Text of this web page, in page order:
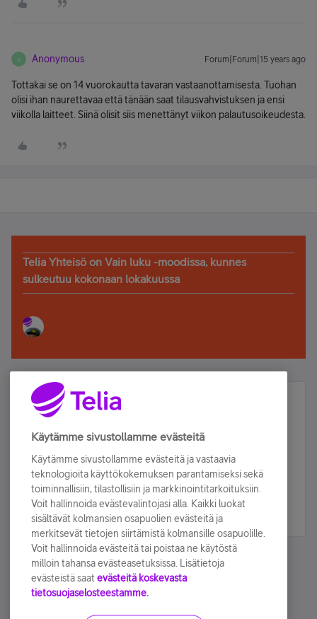
A Anonymous Forum|Forum|15 years ago
Tottakai se on 14 vuorokautta tavaran vastaanottamisesta. Tuohan
olisi ihan naurettavaa että tänään saat tilausvahvistuksen ja ensi
viikolla laitteet. Siinä olisit siis menettänyt viikon palautusoikeudesta.
Telia Yhteisö on Vain luku -moodissa, kunnes
sulkeutuu kokonaan lokakuussa
Älä jää paitsi – osallistu ja voita!
Tilaa Telian uutiskirje ja olet mukana arvonnassa.
sähköpostiisi.
Tilaa nyt
Käytämme sivustollamme evästeitä
Käytämme sivustollamme evästeitä ja vastaavia
teknologioita käyttökokemuksen parantamiseksi sekä
toiminnallisiin, tilastollisiin ja markkinointitarkoituksiin.
Voit hallinnoida evästevalintojasi alla. Kaikki luokat
sisältävät kolmansien osapuolien evästeitä ja
merkitsevät tietojen siirtämistä kolmansille osapuolille.
Voit hallinnoida evästeitä tai poistaa ne käytöstä
milloin tahansa evästeasetuksissa. Lisätietoja
evästeistä saat evästeitä koskevasta
tietosuojaselosteestamme.